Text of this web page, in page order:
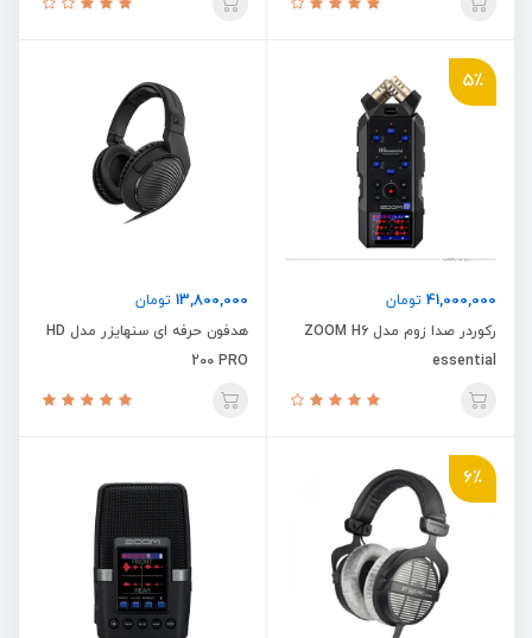
5٪
41,000,000 تومان
رکوردر صدا زوم مدل ZOOM H6
essential
13,800,000 تومان
هدفون حرفه ای سنهایزر مدل HD
200 PRO
6٪